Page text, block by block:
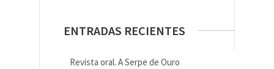
ENTRADAS RECIENTES
Revista oral. A Serpe de Ouro